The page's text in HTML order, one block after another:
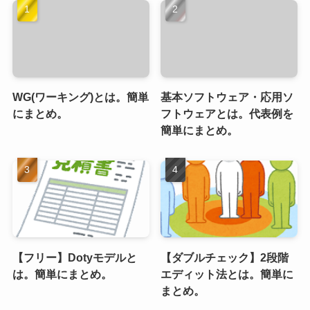
WG(ワーキング)とは。簡単
にまとめ。
基本ソフトウェア・応用ソ
フトウェアとは。代表例を
簡単にまとめ。
【フリー】Dotyモデルと
は。簡単にまとめ。
【ダブルチェック】2段階
エディット法とは。簡単に
まとめ。